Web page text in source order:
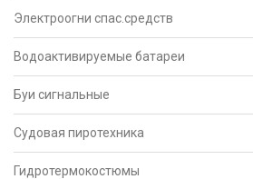
Электроогни спас.средств
Водоактивируемые батареи
Буи сигнальные
Судовая пиротехника
Гидротермокостюмы